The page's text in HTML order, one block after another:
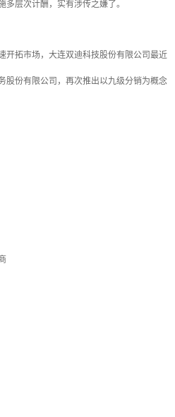
层次计酬，实有涉传之嫌了。
开拓市场，大连双迪科技股份有限公司最近
股份有限公司，再次推出以九级分销为概念